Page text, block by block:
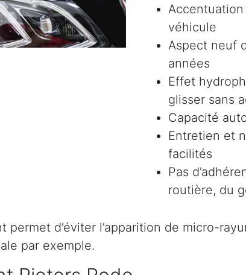
véhicule
Aspect neuf
années
Effet
glisser sans
Capacité
Entretien et
facilités
Pas
routière, du
d’éviter l’apparition de micro-
par exemple.